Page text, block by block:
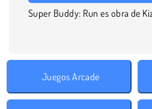
Super Buddy: Run es obra de
Juegos Arcade